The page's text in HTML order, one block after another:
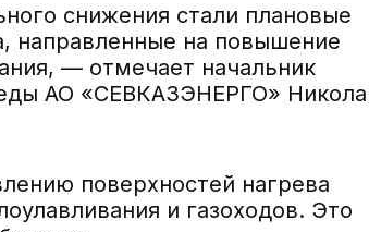
снижения стали плановые
направленные на повышение
— отмечает начальник
АО «СЕВКАЗЭНЕРГО»
поверхностей нагрева
и газоходов. Это